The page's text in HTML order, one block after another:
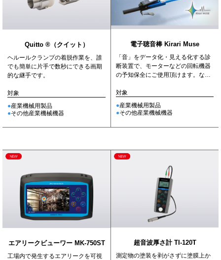
Quitto ®（クイット）
ヘルールクランプの着脱作業を、誰
でも簡単に片手で数秒にできる画期
的な継手です。
対象
産業機械用製品
その他産業機械機器
電子聴音棒 Kirari Muse
「音」をデータ化・見える化する診
断装置で、モーターなどの回転機器
の予知保全にご使用頂けます。な
あ...
対象
産業機械用製品
その他産業機械機器
エアリークビューワー MK-750ST
工場内で発生するエアリークを可視
超音波厚さ計 TI-120T
測定物の塗装を剥がさずに塗膜上か